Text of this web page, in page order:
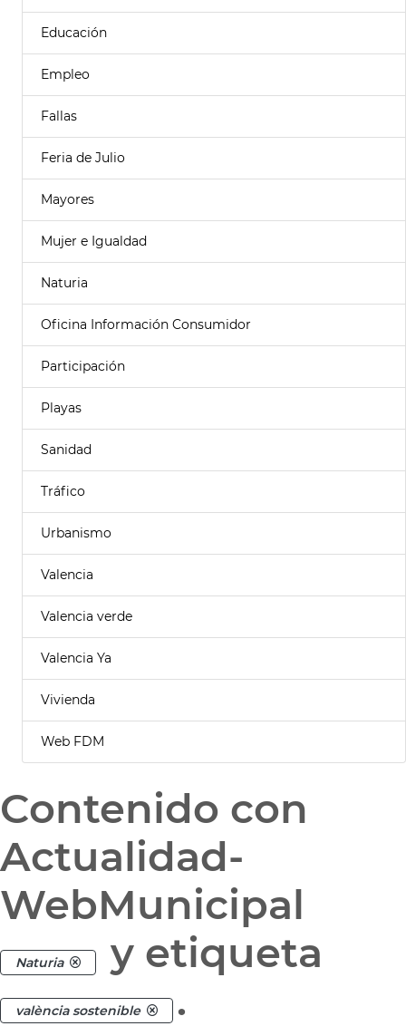
Educación
Empleo
Fallas
Feria de Julio
Mayores
Mujer e Igualdad
Naturia
Oficina Información Consumidor
Participación
Playas
Sanidad
Tráfico
Urbanismo
Valencia
Valencia verde
Valencia Ya
Vivienda
Web FDM
Contenido con
Actualidad-
WebMunicipal
Naturia y etiqueta
valència sostenible .